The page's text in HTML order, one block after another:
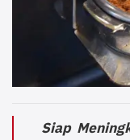
Siap